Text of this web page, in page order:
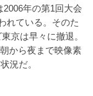
年の第1回大会
れている。そのた
京は早々に撤退。
から夜まで映像素
況だ。